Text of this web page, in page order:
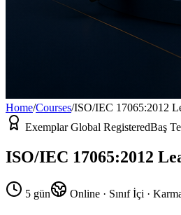
Home/Courses/ISO/IEC 17065:2012
Exemplar Global RegisteredBaş
ISO/IEC 17065:2012
5 gün Online · Sınıf İçi ·